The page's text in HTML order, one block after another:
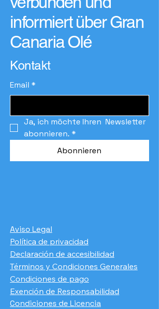
informiert über Gran
Canaria Olé
Kontakt
Email *
Ja, ich möchte Ihren  Newsletter
abonnieren. *
Abonnieren
Aviso Legal
Política de privacidad
Declaración de accesibilidad
Términos y Condiciones Generales
Condiciones de pago
​Exención de Responsabilidad
Condiciones de Licencia